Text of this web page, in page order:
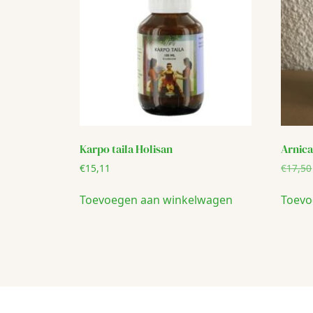
Karpo taila Holisan
€15,11
Toevoegen aan winkelwagen
€17,50